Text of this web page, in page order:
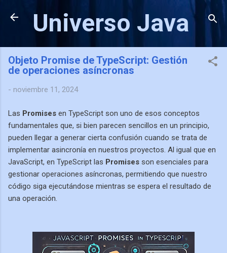
Ir al contenido principal
Universo Java
Objeto Promise de TypeScript: Gestión
de operaciones asíncronas
- noviembre 11, 2024
Las Promises en TypeScript son uno de esos conceptos
fundamentales que, si bien parecen sencillos en un principio,
pueden llegar a generar cierta confusión cuando se trata de
implementar asincronía en nuestros proyectos. Al igual que en
JavaScript, en TypeScript las Promises son esenciales para
gestionar operaciones asíncronas, permitiendo que nuestro
código siga ejecutándose mientras se espera el resultado de
una operación.